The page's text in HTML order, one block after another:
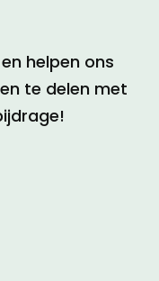
helpen ons
te delen met